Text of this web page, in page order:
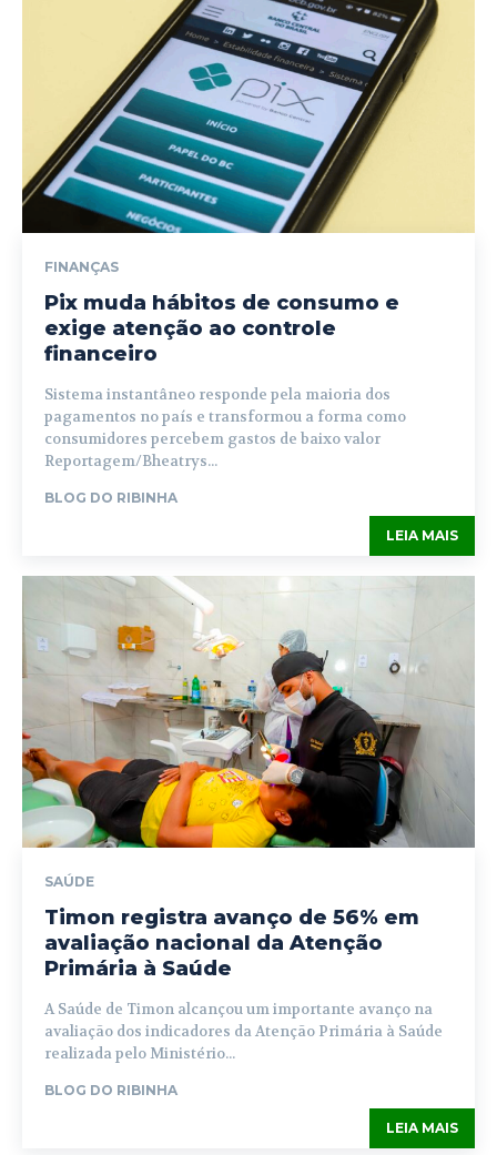
FINANÇAS
Pix muda hábitos de consumo e
exige atenção ao controle
financeiro
Sistema instantâneo responde pela maioria dos
pagamentos no país e transformou a forma como
consumidores percebem gastos de baixo valor
Reportagem/Bheatrys...
BLOG DO RIBINHA
LEIA MAIS
SAÚDE
Timon registra avanço de 56% em
avaliação nacional da Atenção
Primária à Saúde
A Saúde de Timon alcançou um importante avanço na
avaliação dos indicadores da Atenção Primária à Saúde
realizada pelo Ministério...
BLOG DO RIBINHA
LEIA MAIS